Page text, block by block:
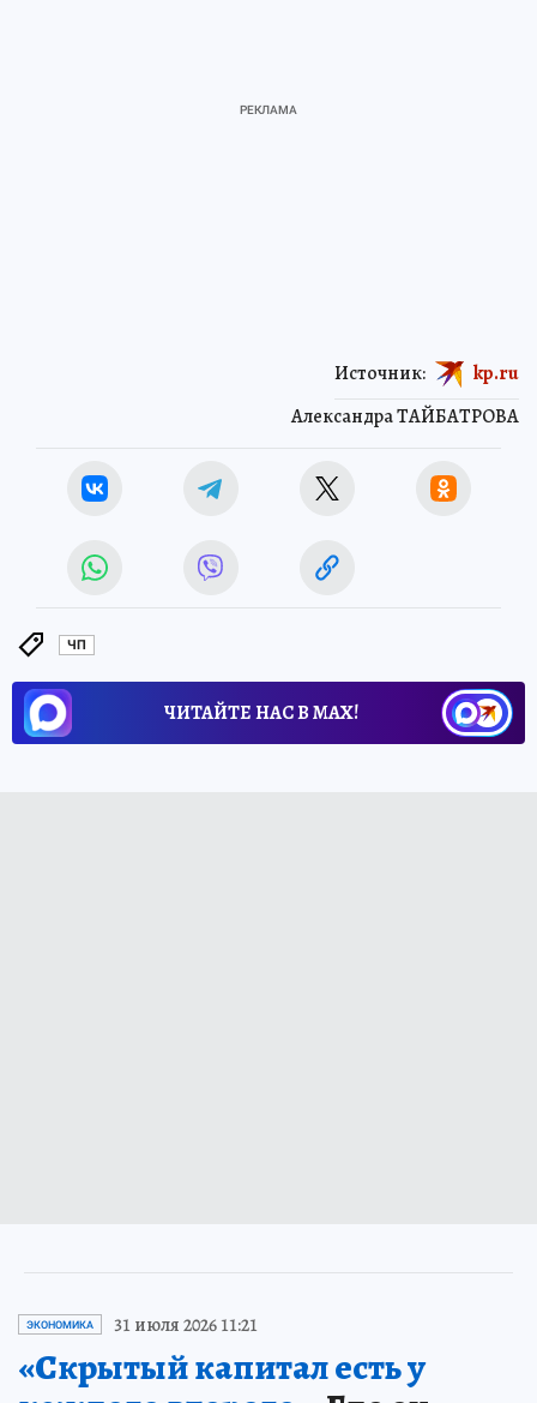
Александра ТАЙБАТРОВА
Источник: kp.ru
ЧП
ЧИТАЙТЕ НАС В МАХ!
ЭКОНОМИКА 31 июля 2026 11:21
«Скрытый капитал есть у